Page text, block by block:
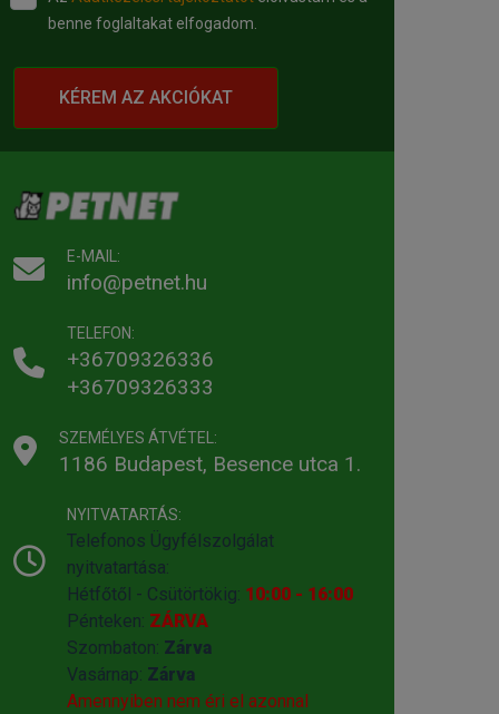
benne foglaltakat elfogadom.
KÉREM AZ AKCIÓKAT
E-MAIL:
info@petnet.hu
TELEFON:
+36709326336
+36709326333
SZEMÉLYES ÁTVÉTEL:
1186 Budapest, Besence utca 1.
NYITVATARTÁS:
Telefonos Ügyfélszolgálat
nyitvatartása:
Hétfőtől - Csütörtökig: 10:00 - 16:00
Pénteken: ZÁRVA
Szombaton: Zárva
Vasárnap: Zárva
Amennyiben nem éri el azonnal